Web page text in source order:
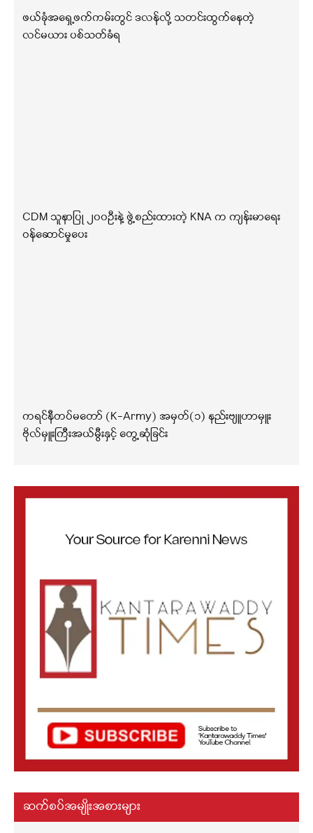
ဖယ်ခုံအရှေ့ဖက်ကမ်းတွင် ဒလန်လို့ သတင်းထွက်နေတဲ့
လင်မယား ပစ်သတ်ခံရ
CDM သူနာပြု ၂၀၀ဦးနဲ့ ဖွဲ့စည်းထားတဲ့ KNA က ကျန်းမာရေး
ဝန်ဆောင်မှုပေး
ကရင်နီတပ်မတော် (K-Army) အမှတ်(၁) နည်းဗျူဟာမှူး
ဗိုလ်မှူးကြီးအယ်မွီးနှင့် တွေ့ဆုံခြင်း
ဆက်စပ်အမျိုးအစားများ